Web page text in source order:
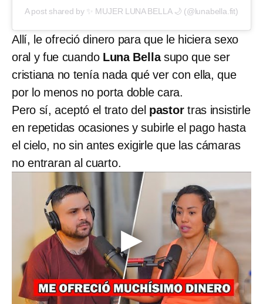
A post shared by ✨ MUJER LUNA BELLA 🌙 (@lunabella.fit)
Allí, le ofreció dinero para que le hiciera sexo
oral y fue cuando Luna Bellasupo que ser
cristiana no tenía nada qué ver con ella, que
por lo menos no porta doble cara.
Pero sí, aceptó el trato del pastortras insistirle
en repetidas ocasiones y subirle el pago hasta
el cielo, no sin antes exigirle que las cámaras
no entraran al cuarto.